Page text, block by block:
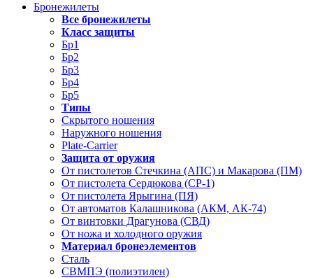
Бронежилеты
Все бронежилеты
Класс защиты
Бр1
Бр2
Бр3
Бр4
Бр5
Типы
Скрытого ношения
Наружного ношения
Plate-Carrier
Защита от оружия
От пистолетов Стечкина (АПС) и Макарова (ПМ)
От пистолета Сердюкова (СР-1)
От пистолета Ярыгина (ПЯ)
От автоматов Калашникова (АКМ, АК-74)
От винтовки Драгунова (СВД)
От ножа и холодного оружия
Материал бронеэлементов
Сталь
СВМПЭ (полиэтилен)